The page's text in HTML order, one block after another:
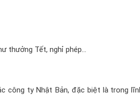
thưởng Tết, nghỉ phép…
công ty Nhật Bản, đặc biệt là trong